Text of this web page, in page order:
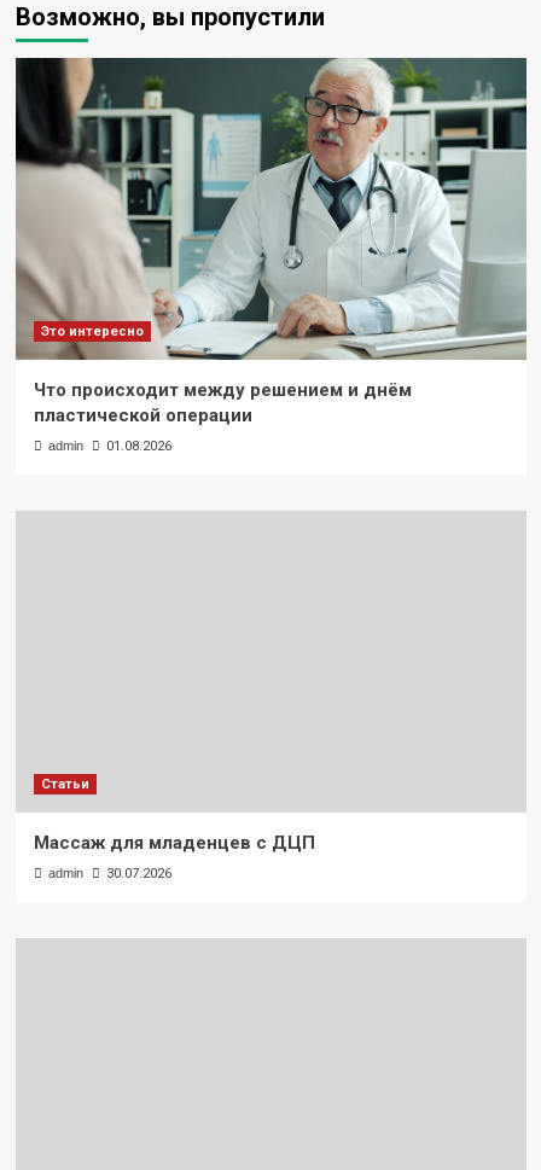
Возможно, вы пропустили
Это интересно
Что происходит между решением и днём
пластической операции
admin 01.08.2026
Статьи
Массаж для младенцев с ДЦП
admin 30.07.2026